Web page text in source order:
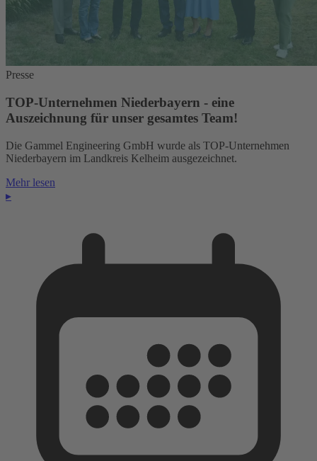
Presse
TOP-Unternehmen Niederbayern - eine
Auszeichnung für unser gesamtes Team!
Die Gammel Engineering GmbH wurde als TOP-Unternehmen
Niederbayern im Landkreis Kelheim ausgezeichnet.
Mehr lesen
▸